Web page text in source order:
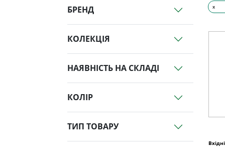
БРЕНД
КОЛЕКЦІЯ
НАЯВНІСТЬ НА СКЛАДІ
КОЛІР
ТИП ТОВАРУ
x